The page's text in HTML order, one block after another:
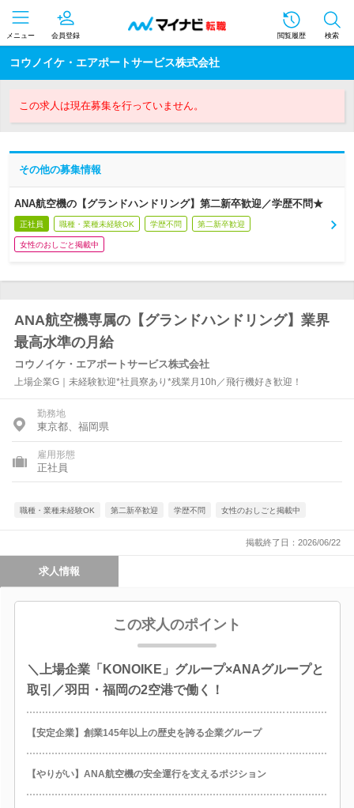
メニュー 会員登録 閲覧履歴 検索
コウノイケ・エアポートサービス株式会社
この求人は現在募集を行っていません。
その他の募集情報
ANA航空機の【グランドハンドリング】第二新卒歓迎／学歴不問★
正社員 職種・業種未経験OK 学歴不問 第二新卒歓迎
女性のおしごと掲載中
ANA航空機専属の【グランドハンドリング】業界
最高水準の月給
コウノイケ・エアポートサービス株式会社
上場企業G｜未経験歓迎*社員寮あり*残業月10h／飛行機好き歓迎！
勤務地
東京都、福岡県
雇用形態
正社員
職種・業種未経験OK 第二新卒歓迎 学歴不問 女性のおしごと掲載中
掲載終了日：2026/06/22
求人情報
この求人のポイント
＼上場企業「KONOIKE」グループ×ANAグループと
取引／羽田・福岡の2空港で働く！
【安定企業】創業145年以上の歴史を誇る企業グループ
【やりがい】ANA航空機の安全運行を支えるポジション